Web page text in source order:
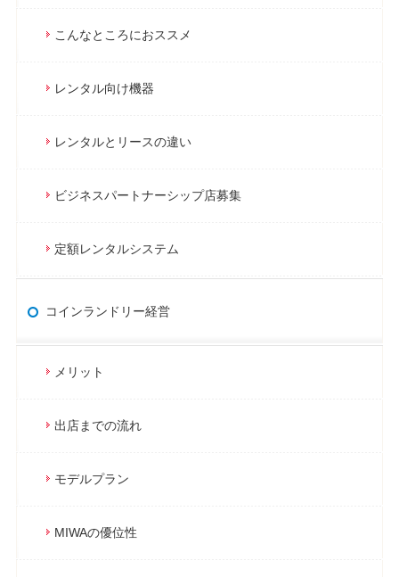
こんなところにおススメ
レンタル向け機器
レンタルとリースの違い
ビジネスパートナーシップ店募集
定額レンタルシステム
コインランドリー経営
メリット
出店までの流れ
モデルプラン
MIWAの優位性